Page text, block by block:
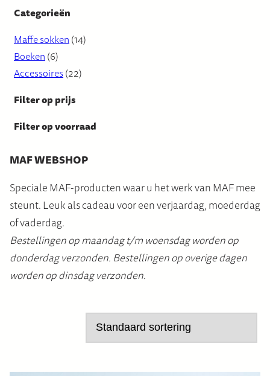
Categorieën
Maffe sokken 141
d
c
e
n
Boeken 66
p
o
d
c
e
n
Accessoires 222
r
d
c
t
n
Filter op prijs
Filter op voorraad
MAF WEBSHOP
Speciale MAF-producten waar u het werk van MAF mee
steunt. Leuk als cadeau voor een verjaardag, moederdag
of vaderdag.
Bestellingen op maandag t/m woensdag worden op
donderdag verzonden. Bestellingen op overige dagen
worden op dinsdag verzonden.